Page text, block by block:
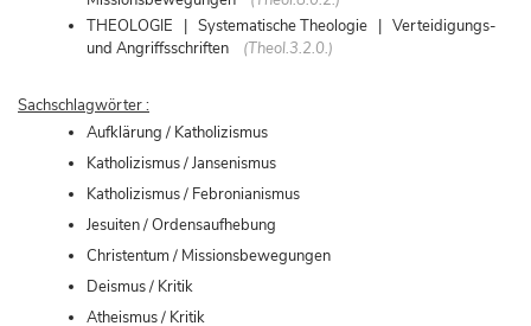
THEOLOGIE | Systematische Theologie | Verteidigungs-
und Angriffsschriften
(Theol.3.2.0.)
Sachschlagwörter :
Aufklärung / Katholizismus
Katholizismus / Jansenismus
Katholizismus / Febronianismus
Jesuiten / Ordensaufhebung
Christentum / Missionsbewegungen
Deismus / Kritik
Atheismus / Kritik